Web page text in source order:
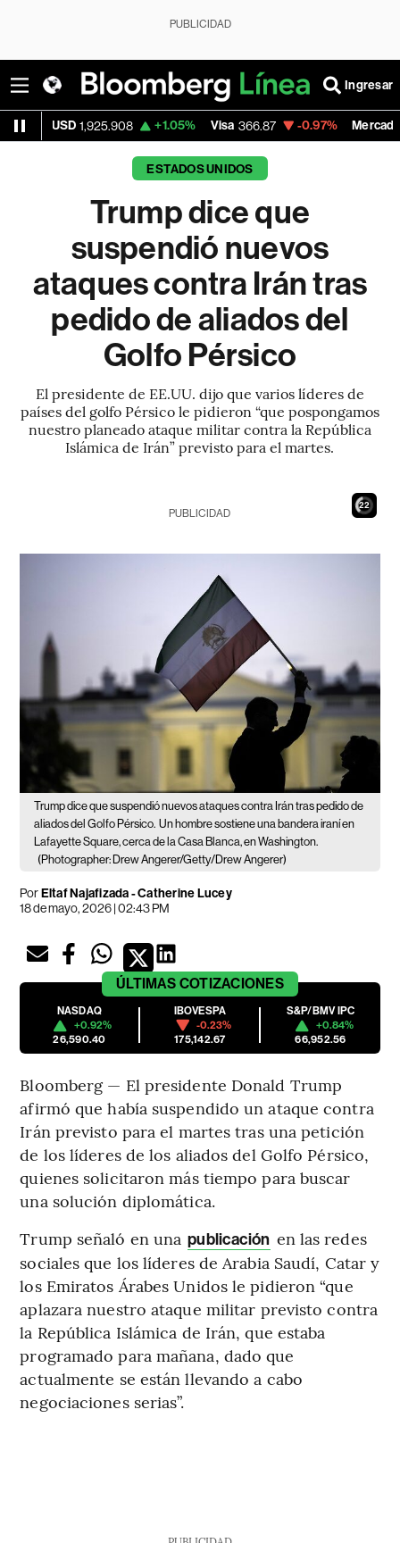
PUBLICIDAD
Ingresar
+1.05% Visa 366.87 -0.97% MercadoLibre 1,834.99
ESTADOS UNIDOS
Trump dice que
suspendió nuevos
ataques contra Irán tras
pedido de aliados del
Golfo Pérsico
El presidente de EE.UU. dijo que varios líderes de
países del golfo Pérsico le pidieron “que pospongamos
nuestro planeado ataque militar contra la República
Islámica de Irán” previsto para el martes.
20
PUBLICIDAD
Trump dice que suspendió nuevos ataques contra Irán tras pedido de
aliados del Golfo Pérsico. Un hombre sostiene una bandera iraní en
Lafayette Square, cerca de la Casa Blanca, en Washington.
(Photographer: Drew Angerer/Getty/Drew Angerer)
PorEltaf Najafizada - Catherine Lucey
18 de mayo, 2026 | 02:43 PM
ÚLTIMAS COTIZACIONES
NASDAQ
+0.92%
26,590.40
IBOVESPA
-0.23%
175,142.67
S&P/BMV IPC
+0.84%
66,952.56
Bloomberg — El presidente Donald Trump
afirmó que había suspendido un ataque contra
Irán previsto para el martes tras una petición
de los líderes de los aliados del Golfo Pérsico,
quienes solicitaron más tiempo para buscar
una solución diplomática.
Trump señaló en una publicación en las redes
sociales que los líderes de Arabia Saudí, Catar y
los Emiratos Árabes Unidos le pidieron “que
aplazara nuestro ataque militar previsto contra
la República Islámica de Irán, que estaba
programado para mañana, dado que
actualmente se están llevando a cabo
negociaciones serias”.